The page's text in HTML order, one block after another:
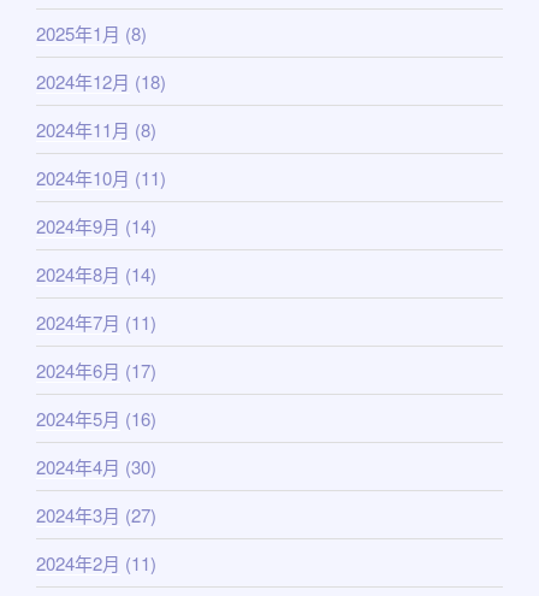
2025年1月 (8)
2024年12月 (18)
2024年11月 (8)
2024年10月 (11)
2024年9月 (14)
2024年8月 (14)
2024年7月 (11)
2024年6月 (17)
2024年5月 (16)
2024年4月 (30)
2024年3月 (27)
2024年2月 (11)